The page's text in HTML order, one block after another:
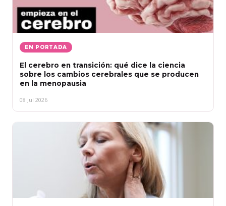
EN PORTADA
El cerebro en transición: qué dice la ciencia
sobre los cambios cerebrales que se producen
en la menopausia
08 Jul 2026